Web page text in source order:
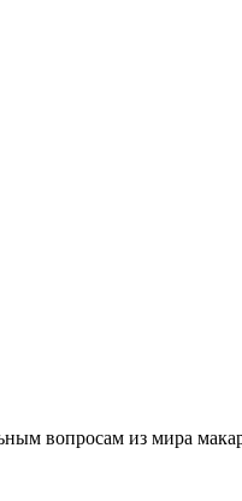
вопросам из мира